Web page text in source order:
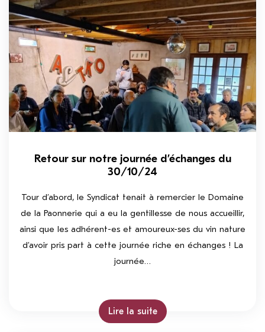
Retour sur notre journée d’échanges du
30/10/24
Tour d’abord, le Syndicat tenait à remercier le Domaine
de la Paonnerie qui a eu la gentillesse de nous accueillir,
ainsi que les adhérent-es et amoureux-ses du vin nature
d’avoir pris part à cette journée riche en échanges ! La
journée…
Lire la suite